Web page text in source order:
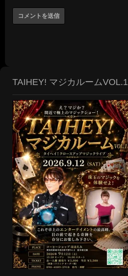
TAIHEY! マジカルームVOL.1